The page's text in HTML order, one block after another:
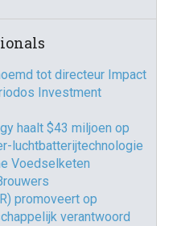
tot directeur Impact
Investment
haalt $43 miljoen op
luchtbatterijtechnologie
Voedselketen
promoveert op
verantwoord